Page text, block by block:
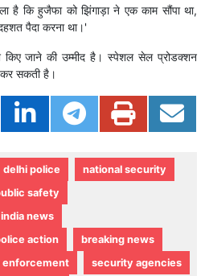
है कि हुजैफा को झिंगाड़ा ने एक काम सौंपा था,
पैदा करना था।'
जाने की उम्मीद है। स्पेशल सेल प्रोडक्शन
कर सकती है।
delhi police
national security
safety
india news
action
breaking news
enforcement
security agencies